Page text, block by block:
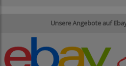
Unsere Angebote auf